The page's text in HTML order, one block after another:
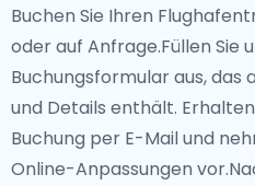
Buchen Sie Ihren
oder auf Anfrage.Füllen Sie
Buchungsformular aus, das
und Details enthält.
Buchung per E-Mail und
Online-Anpassungen